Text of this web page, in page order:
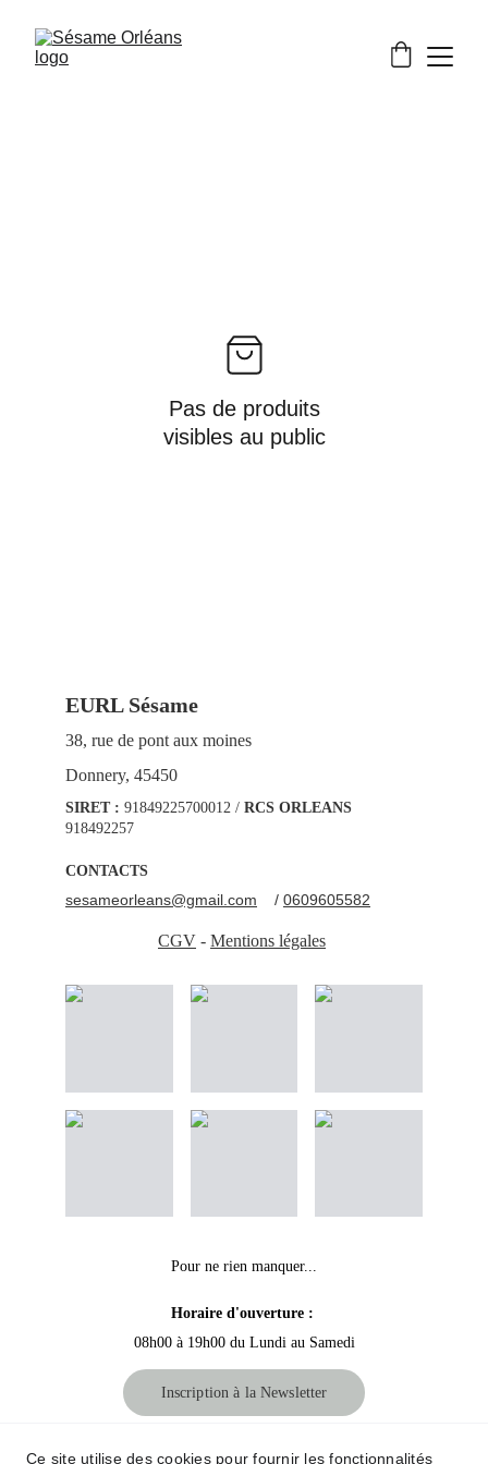
Pas de produits
visibles au public
EURL Sésame
38, rue de pont aux moines
Donnery, 45450
SIRET : 91849225700012 / RCS ORLEANS
918492257
CONTACTS
sesameorleans@gmail.com
    /
0609605582
CGV - Mentions légales
Inscription à la Newsletter
Pour ne rien manquer...
Crédit Photos : Le tiroir aux souvenirs
Horaire d'ouverture :
08h00 à 19h00 du Lundi au Samedi
Ce site utilise des cookies pour fournir les fonctionnalités